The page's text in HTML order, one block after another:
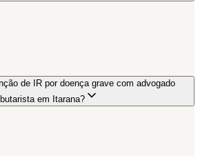
de IR por doença grave com advogado
em Itarana?